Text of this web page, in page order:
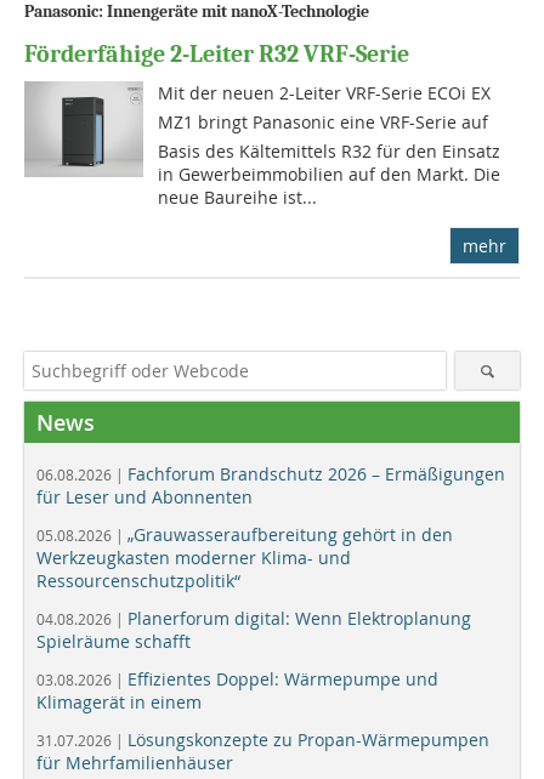
Panasonic: Innengeräte mit nanoX-Technologie
Förderfähige 2-Leiter R32 VRF-Serie
Mit der neuen 2-Leiter VRF-Serie ECOi EX
MZ1 bringt Panasonic eine VRF-Serie auf
Basis des Kältemittels R32 für den Einsatz
in Gewerbeimmobilien auf den Markt. Die
neue Baureihe ist...
mehr
News
06.08.2026 | Fachforum Brandschutz 2026 – Ermäßigungen
für Leser und Abonnenten
05.08.2026 | „Grauwasseraufbereitung gehört in den
Werkzeugkasten moderner Klima- und
Ressourcenschutzpolitik“
04.08.2026 | Planerforum digital: Wenn Elektroplanung
Spielräume schafft
03.08.2026 | Effizientes Doppel: Wärmepumpe und
Klimagerät in einem
31.07.2026 | Lösungskonzepte zu Propan-Wärmepumpen
für Mehrfamilienhäuser